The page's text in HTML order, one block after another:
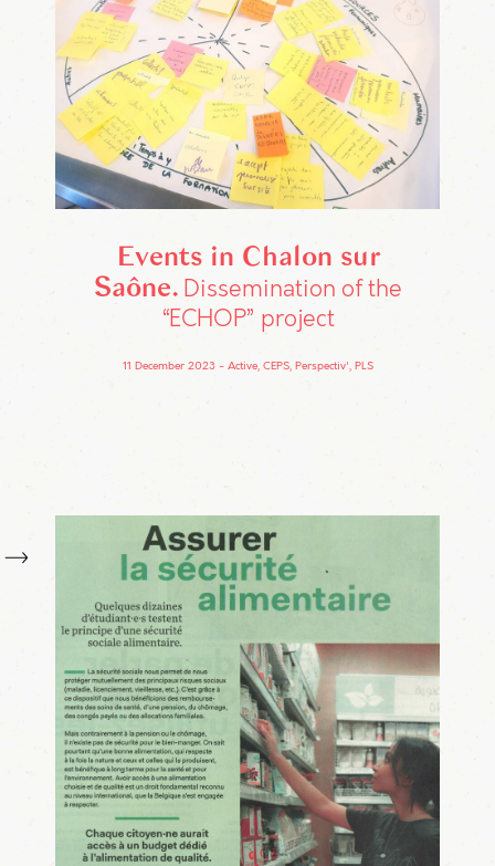
Events in Chalon sur
Saône Dissemination of the
“ECHOP” project
11 December 2023 Active, CEPS, Perspectiv', PLS